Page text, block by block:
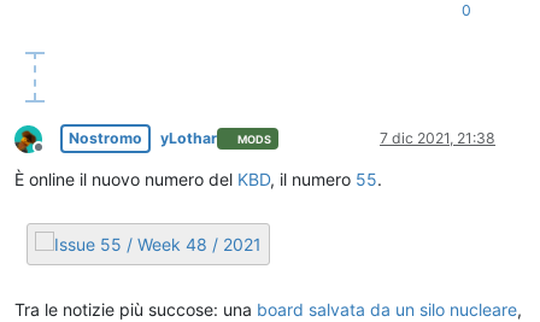
0
Non in linea
Nostromo yLothar MODS 7 dic 2021, 21:38
È online il nuovo numero del KBD, il numero 55.
Tra le notizie più succose: una board salvata da un silo nucleare,